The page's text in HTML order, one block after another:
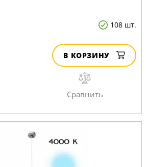
108 шт.
В КОРЗИНУ